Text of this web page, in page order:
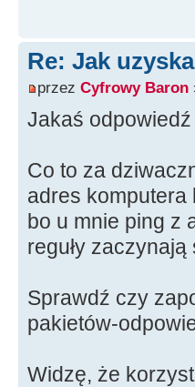
Re: Jak
przez Cyfrowy Baron
Jakaś
Co to za
adres komputera
bo u mnie ping z
reguły
Sprawdź czy
pakietów-
Widzę, że